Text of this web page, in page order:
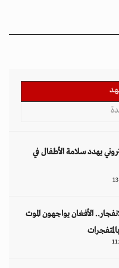
يهدد سلامة الأطفال في
الأفغان يواجهون الموت